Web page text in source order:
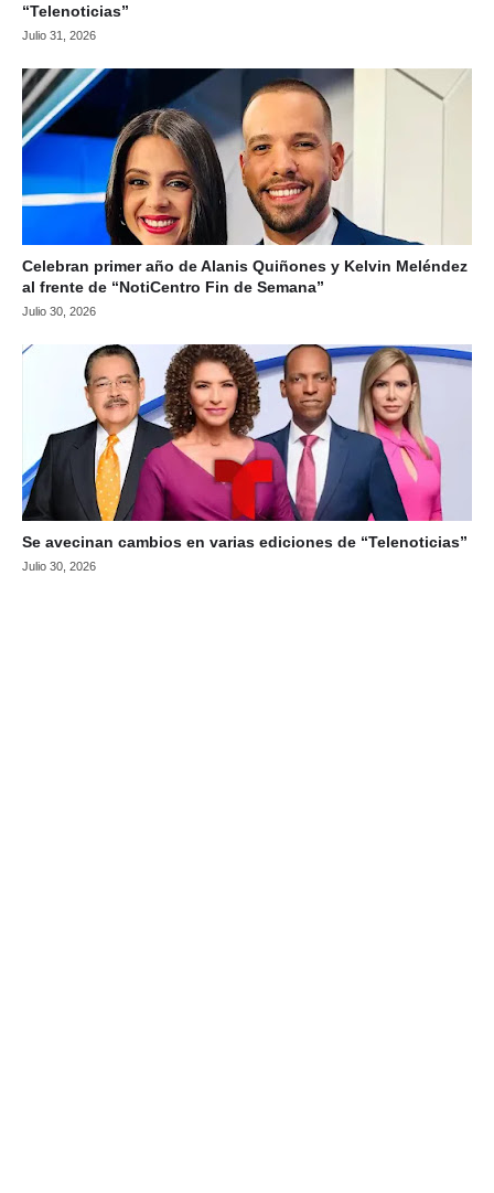
“Telenoticias”
Julio 31, 2026
Celebran primer año de Alanis Quiñones y Kelvin Meléndez
al frente de “NotiCentro Fin de Semana”
Julio 30, 2026
Se avecinan cambios en varias ediciones de “Telenoticias”
Julio 30, 2026